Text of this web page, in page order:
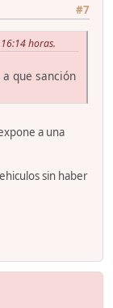
#7
horas.
que sanción
a una
sin haber